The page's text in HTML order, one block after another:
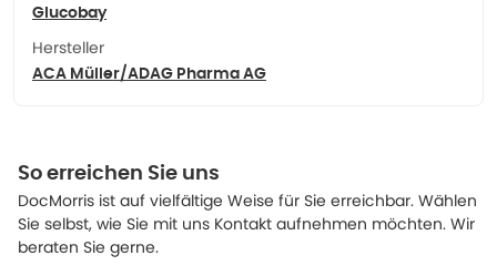
Glucobay
Hersteller
ACA Müller/ADAG Pharma AG
So erreichen Sie uns
DocMorris ist auf vielfältige Weise für Sie erreichbar. Wählen
Sie selbst, wie Sie mit uns Kontakt aufnehmen möchten. Wir
beraten Sie gerne.